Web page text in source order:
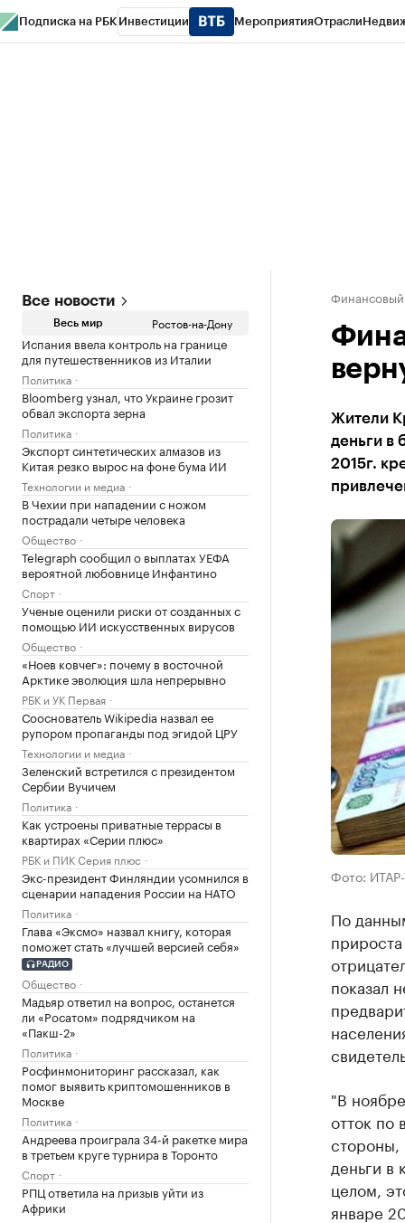
Подписка на РБК Инвестиции МероприятияОтрасли
Все новости
Весь мир Ростов-на-Дону
Испания ввела контроль на границе
для путешественников из Италии
Политика
Bloomberg узнал, что Украине грозит
обвал экспорта зерна
Политика
Экспорт синтетических алмазов из
Китая резко вырос на фоне бума ИИ
Технологии и медиа
В Чехии при нападении с ножом
пострадали четыре человека
Общество
Telegraph сообщил о выплатах УЕФА
вероятной любовнице Инфантино
Спорт
Ученые оценили риски от созданных с
помощью ИИ искусственных вирусов
Общество
«Ноев ковчег»: почему в восточной
Арктике эволюция шла непрерывно
РБК и УК Первая
Сооснователь Wikipedia назвал ее
рупором пропаганды под эгидой ЦРУ
Технологии и медиа
Зеленский встретился с президентом
Сербии Вучичем
Политика
Как устроены приватные террасы в
квартирах «Серии плюс»
РБК и ПИК Серия плюс
Экс-президент Финляндии усомнился в
сценарии нападения России на НАТО
Политика
Глава «Эксмо» назвал книгу, которая
поможет стать «лучшей версией себя»
РАДИО
Общество
Мадьяр ответил на вопрос, останется
ли «Росатом» подрядчиком на
«Пакш-2»
Политика
Росфинмониторинг рассказал, как
помог выявить криптомошенников в
Москве
Политика
Андреева проиграла 34-й ракетке мира
в третьем круге турнира в Торонто
Спорт
РПЦ ответила на призыв уйти из
Африки
Жители
деньги в
2015г.
Фото:
По
показал
"В
отток по
стороны,
деньги в
целом,
январе